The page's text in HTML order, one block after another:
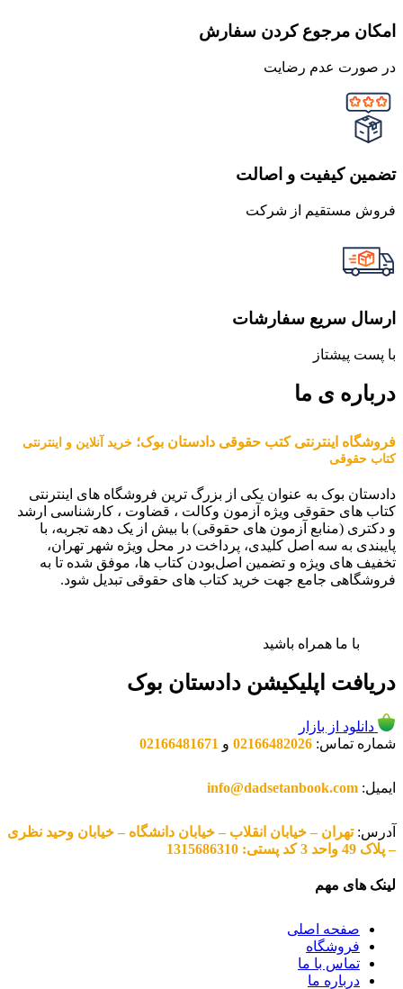
امکان مرجوع کردن سفارش
در صورت عدم رضایت
تضمین کیفیت و اصالت
فروش مستقیم از شرکت
ارسال سریع سفارشات
با پست پیشتاز
درباره ی ما
فروشگاه اینترنتی کتب حقوقی دادستان بوک؛ خرید آنلاین و اینترنتی
کتاب حقوقی
دادستان بوک به عنوان یکی از بزرگ ترین فروشگاه های اینترنتی
کتاب های حقوقی ویژه آزمون وکالت ، قضاوت ، کارشناسی ارشد
و دکتری (منابع آزمون های حقوقی) با بیش از یک دهه تجربه، با
پایبندی به سه اصل کلیدی، پرداخت در محل ویژه شهر تهران،
تخفیف های ویژه و تضمین اصل‌بودن کتاب ها، موفق شده تا به
فروشگاهی جامع جهت خرید کتاب های حقوقی تبدیل شود.
با ما همراه باشید
دریافت اپلیکیشن دادستان بوک
دانلود از بازار
شماره تماس: 02166482026 و 02166481671
ایمیل: info@dadsetanbook.com
آدرس:تهران – خیابان انقلاب – خیابان دانشگاه – خیابان وحید نظری
– پلاک 49 واحد 3 کد پستی: 1315686310
لینک های مهم
صفحه اصلی
فروشگاه
تماس با ما
درباره ما